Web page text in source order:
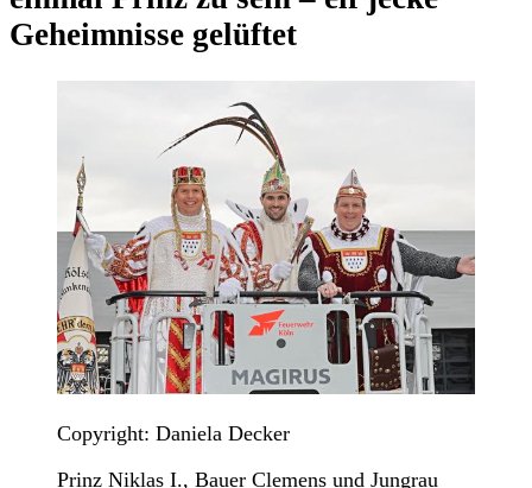
Geheimnisse gelüftet
Copyright: Daniela Decker
Prinz Niklas I., Bauer Clemens und Jungrau